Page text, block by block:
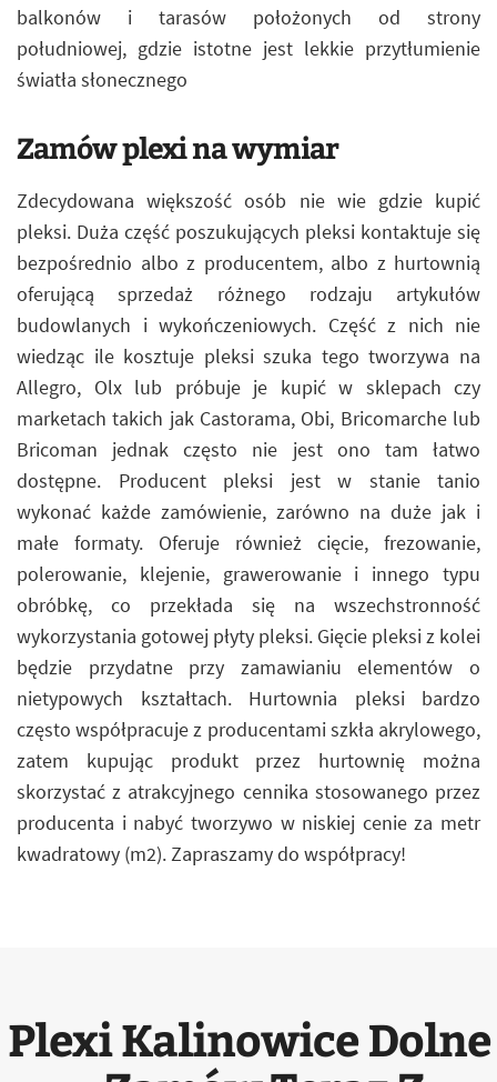
balkonów i tarasów położonych od strony
południowej, gdzie istotne jest lekkie przytłumienie
światła słonecznego
Zamów plexi na wymiar
Zdecydowana większość osób nie wie gdzie kupić
pleksi. Duża część poszukujących pleksi kontaktuje się
bezpośrednio albo z producentem, albo z hurtownią
oferującą sprzedaż różnego rodzaju artykułów
budowlanych i wykończeniowych. Część z nich nie
wiedząc ile kosztuje pleksi szuka tego tworzywa na
Allegro, Olx lub próbuje je kupić w sklepach czy
marketach takich jak Castorama, Obi, Bricomarche lub
Bricoman jednak często nie jest ono tam łatwo
dostępne. Producent pleksi jest w stanie tanio
wykonać każde zamówienie, zarówno na duże jak i
małe formaty. Oferuje również cięcie, frezowanie,
polerowanie, klejenie, grawerowanie i innego typu
obróbkę, co przekłada się na wszechstronność
wykorzystania gotowej płyty pleksi. Gięcie pleksi z kolei
będzie przydatne przy zamawianiu elementów o
nietypowych kształtach. Hurtownia pleksi bardzo
często współpracuje z producentami szkła akrylowego,
zatem kupując produkt przez hurtownię można
skorzystać z atrakcyjnego cennika stosowanego przez
producenta i nabyć tworzywo w niskiej cenie za metr
kwadratowy (m2). Zapraszamy do współpracy!
Plexi Kalinowice Dolne